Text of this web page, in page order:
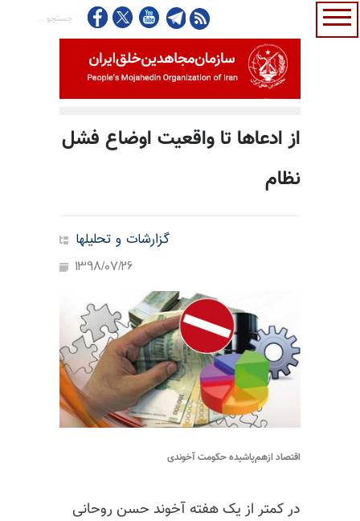
از ادعاها تا واقعیت اوضاع فشل
نظام
گزارشات و تحلیلها
1398/07/26
اقتصاد ازهم‌پاشیده حکومت آخوندی
در کمتر از یک هفته آخوند حسن روحانی